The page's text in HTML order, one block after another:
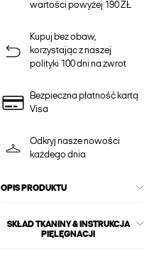
wartości powyżej 190 ZŁ
Kupuj bez obaw,
korzystając z naszej
polityki 100 dni na zwrot
Bezpieczna płatność kartą
Visa
Odkryj nasze nowości
każdego dnia
OPIS PRODUKTU
SKŁAD TKANINY & INSTRUKCJA
PIĘLĘGNACJI